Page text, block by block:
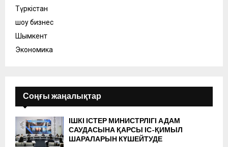
Түркістан
шоу бизнес
Шымкент
Экономика
Соңғы жаңалықтар
ІШКІ ІСТЕР МИНИСТРЛІГІ АДАМ
САУДАСЫНА ҚАРСЫ ІС-ҚИМЫЛ
ШАРАЛАРЫН КҮШЕЙТУДЕ